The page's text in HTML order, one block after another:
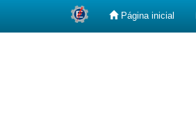
Página inicial